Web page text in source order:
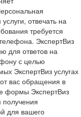
отвечать на
требуется
ЭкспертВиз
для ответов на
с целью
ЭкспертВиз услугах
вас обращения в
формы ЭкспертВиз
получения
для вашего